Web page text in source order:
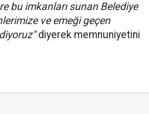
bu imkanları sunan Belediye
ve emeği geçen
diyerek memnuniyetini